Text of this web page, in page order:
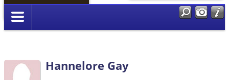
Anmelden
Hannelore Gay